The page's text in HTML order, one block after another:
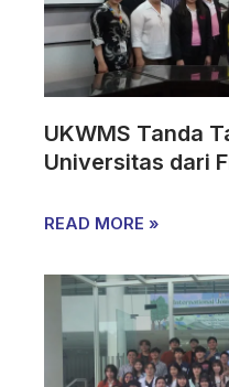
UKWMS Tanda
Universitas dari
READ MORE »